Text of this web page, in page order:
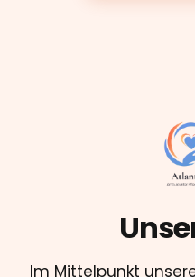
Im Mittelpunkt